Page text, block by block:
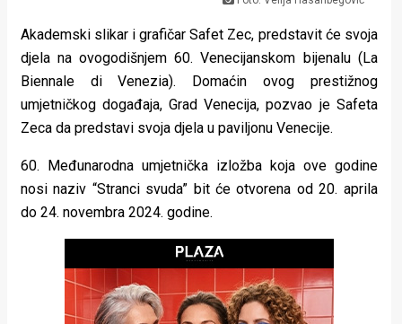
Život
pokretu
koje
Akademski slikar i grafičar Safet Zec, predstavit će svoja
djela na ovogodišnjem 60. Venecijanskom bijenalu (La
Biennale di Venezia). Domaćin ovog prestižnog
umjetničkog događaja, Grad Venecija, pozvao je Safeta
Zeca da predstavi svoja djela u paviljonu Venecije.
60.⁠ ⁠Međunarodna umjetnička izložba koja ove godine
nosi naziv “Stranci svuda” bit će otvorena od 20. aprila
do 24. novembra 2024. godine.